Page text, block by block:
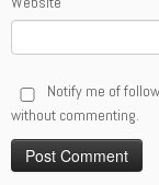
Notify me of
without commenting.